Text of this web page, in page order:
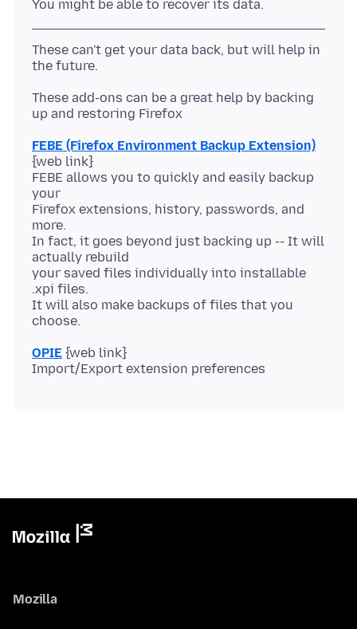
These can't get your data back, but will help in
These add-ons can be a great help by backing
FEBE (Firefox Environment Backup Extension)
{web link}
FEBE allows you to quickly and easily backup
your
Firefox extensions, history, passwords, and
more.
In fact, it goes beyond just backing up -- It will
actually rebuild
your saved files individually into installable
.xpi files.
It will also make backups of files that you
OPIE {web link}
Mozilla